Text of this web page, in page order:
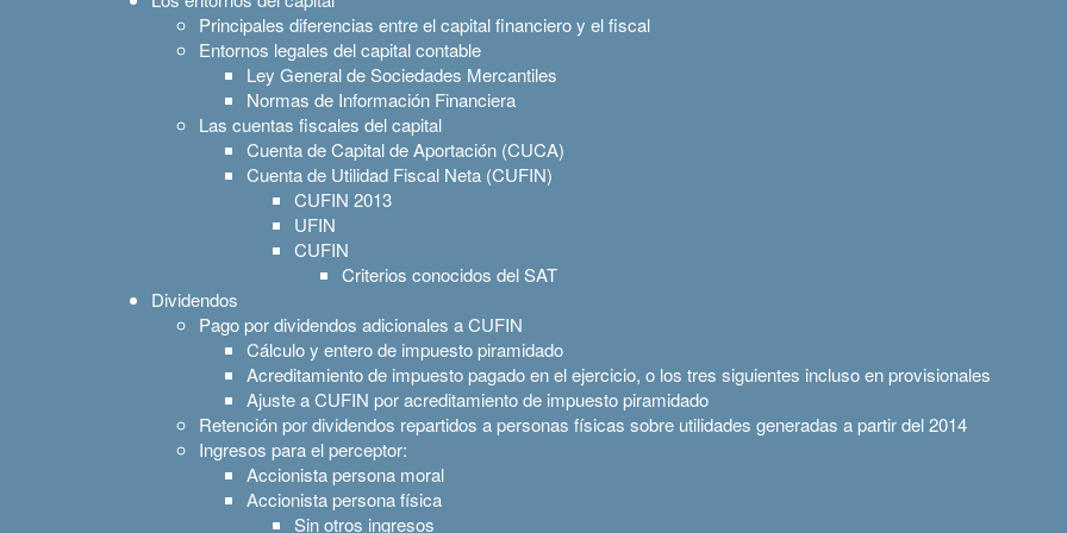
Principales diferencias entre el capital financiero y el fiscal
Entornos legales del capital contable
Ley General de Sociedades Mercantiles
Normas de Información Financiera
Las cuentas fiscales del capital
Cuenta de Capital de Aportación (CUCA)
Cuenta de Utilidad Fiscal Neta (CUFIN)
CUFIN 2013
UFIN
CUFIN
Criterios conocidos del SAT
Dividendos
Pago por dividendos adicionales a CUFIN
Cálculo y entero de impuesto piramidado
Acreditamiento de impuesto pagado en el ejercicio, o los tres siguientes incluso en provisionales
Ajuste a CUFIN por acreditamiento de impuesto piramidado
Retención por dividendos repartidos a personas físicas sobre utilidades generadas a partir del 2014
Ingresos para el perceptor:
Accionista persona moral
Accionista persona física
Sin otros ingresos